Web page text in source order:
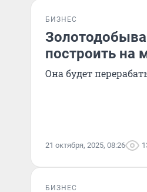
БИЗНЕС
построить на
Она будет
21 октября, 2025, 08:26
БИЗНЕС